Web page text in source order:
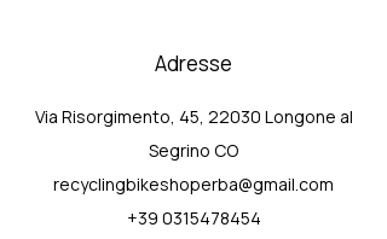
Adresse
Via Risorgimento, 45, 22030 Longone al
Segrino CO
recyclingbikeshoperba@gmail.com
+39 0315478454